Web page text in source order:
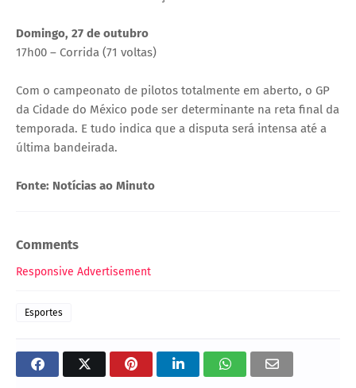
Domingo, 27 de outubro
17h00 – Corrida (71 voltas)
Com o campeonato de pilotos totalmente em aberto, o GP
da Cidade do México pode ser determinante na reta final da
temporada. E tudo indica que a disputa será intensa até a
última bandeirada.
Fonte: Notícias ao Minuto
Comments
Responsive Advertisement
Esportes